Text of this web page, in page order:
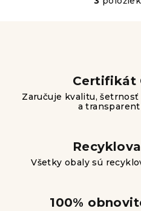
c
i
r
Certifikát
Zaručuje kvalitu,
a
Všetky obaly sú
100%